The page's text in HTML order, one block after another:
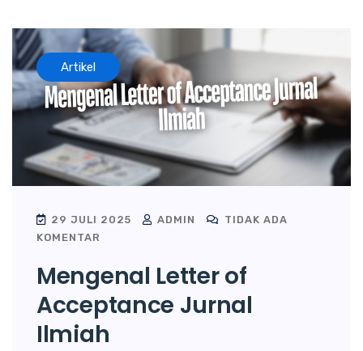
Artikel
29 JULI 2025 ADMIN
TIDAK ADA
KOMENTAR
Mengenal Letter of
Acceptance Jurnal
Ilmiah